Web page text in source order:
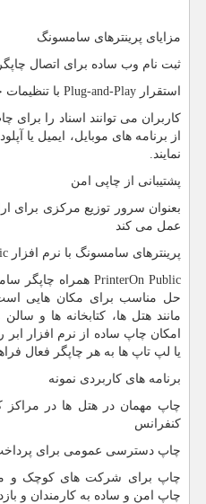
مزایای پرینترهای سامسونگ
ثبت نام وب ساده برای اتصال
استقرار Plug-and-Play با تنظیمات
کاربران می توانند اسناد را برای
از برنامه های موبایل، ایمیل یا
نمایند.
پشتیبانی از چاپی امن
بعنوان سرور توزیع مرکزی برای
عمل می کند
پرینترهای سامسونگ با نرم افزار
PrinterOn Public همراه چاپگر
حل مناسب برای مکان هایی
مانند هتل ها، کتابخانه ها و
امکان چاپ ساده از نرم افزار
یا لپ تاپ ها به هر چاپگر فعال
برنامه های کاربردی نمونه
چاپ مهمان در هتل ها در مراکز
کنفرانس
چاپ دسترسی عمومی برای پرداخت
چاپ برای شرکت های کوچک و
چاپ امن و ساده به کارمندان و